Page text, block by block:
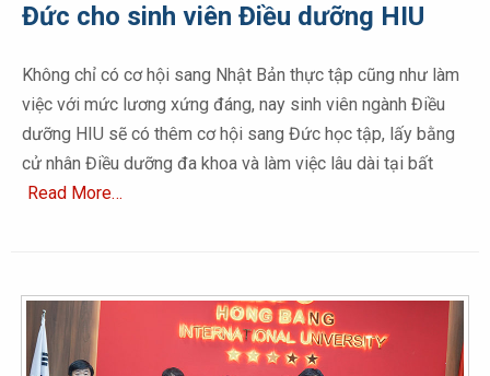
Đức cho sinh viên Điều dưỡng HIU
Không chỉ có cơ hội sang Nhật Bản thực tập cũng như làm
việc với mức lương xứng đáng, nay sinh viên ngành Điều
dưỡng HIU sẽ có thêm cơ hội sang Đức học tập, lấy bằng
cử nhân Điều dưỡng đa khoa và làm việc lâu dài tại bất
Read More…